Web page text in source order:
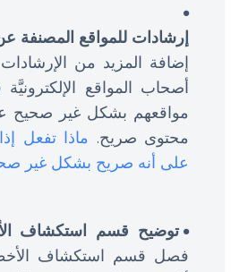
إرشادات للمواقع المصنفة
إضافة المزيد من
أصحاب المواقع
مواقعهم بشكل غير صحيح
محتوى صريح. ماذا تفعل
على أنه صريح بشكل غير
توضيح قسم استكشاف
فصل قسم استكشاف